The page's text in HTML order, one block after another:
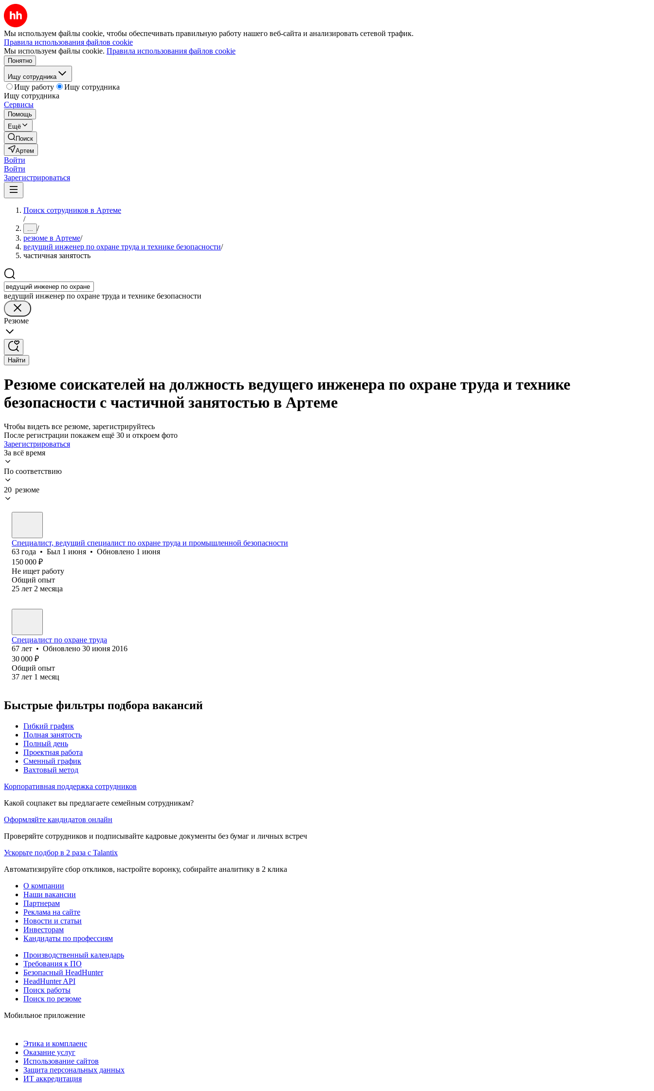
Мы используем файлы cookie, чтобы обеспечивать правильную работу нашего веб-сайта и анализировать сетевой трафик.
Правила использования файлов cookie
Мы используем файлы cookie. Правила использования файлов cookie
Понятно
Ищу сотрудника
Ищу работу
Ищу сотрудника
Ищу сотрудника
Сервисы
Помощь
Ещё
Поиск
Артем
Войти
Войти
Зарегистрироваться
Поиск сотрудников в Артеме
/
... /
резюме в Артеме/
ведущий инженер по охране труда и технике безопасности/
частичная занятость
ведущий инженер по охране труда и технике безопасности
Резюме
Найти
Резюме соискателей на должность ведущего инженера по охране труда и технике
безопасности с частичной занятостью в Артеме
Чтобы видеть все резюме, зарегистрируйтесь
После регистрации покажем ещё 30 и откроем фото
Зарегистрироваться
За всё время
По соответствию
20 резюме
Специалист, ведущий специалист по охране труда и промышленной безопасности
63 года • Был 1 июня • Обновлено 1 июня
150 000 ₽
Не ищет работу
Общий опыт
25 лет 2 месяца
Специалист по охране труда
67 лет • Обновлено 30 июня 2016
30 000 ₽
Общий опыт
37 лет 1 месяц
Быстрые фильтры подбора вакансий
Гибкий график
Полная занятость
Полный день
Проектная работа
Сменный график
Вахтовый метод
Корпоративная поддержка сотрудников
Какой соцпакет вы предлагаете семейным сотрудникам?
Оформляйте кандидатов онлайн
Проверяйте сотрудников и подписывайте кадровые документы без бумаг и личных встреч
Ускорьте подбор в 2 раза с Talantix
Автоматизируйте сбор откликов, настройте воронку, собирайте аналитику в 2 клика
О компании
Наши вакансии
Партнерам
Реклама на сайте
Новости и статьи
Инвесторам
Кандидаты по профессиям
Производственный календарь
Требования к ПО
Безопасный HeadHunter
HeadHunter API
Поиск работы
Поиск по резюме
Мобильное приложение
Этика и комплаенс
Оказание услуг
Использование сайтов
Защита персональных данных
ИТ аккредитация